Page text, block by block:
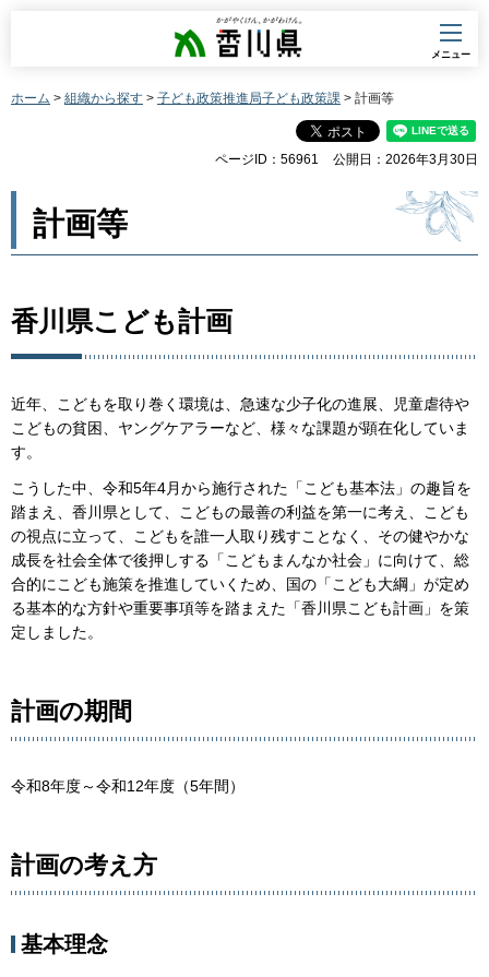
香川県
メニュー
ホーム > 組織から探す > 子ども政策推進局子ども政策課 > 計画等
ページID：56961 公開日：2026年3月30日
計画等
香川県こども計画
近年、こどもを取り巻く環境は、急速な少子化の進展、児童虐待や
こどもの貧困、ヤングケアラーなど、様々な課題が顕在化していま
す。
こうした中、令和5年4月から施行された「こども基本法」の趣旨を
踏まえ、香川県として、こどもの最善の利益を第一に考え、こども
の視点に立って、こどもを誰一人取り残すことなく、その健やかな
成長を社会全体で後押しする「こどもまんなか社会」に向けて、総
合的にこども施策を推進していくため、国の「こども大綱」が定め
る基本的な方針や重要事項等を踏まえた「香川県こども計画」を策
定しました。
計画の期間
令和8年度～令和12年度（5年間）
計画の考え方
基本理念